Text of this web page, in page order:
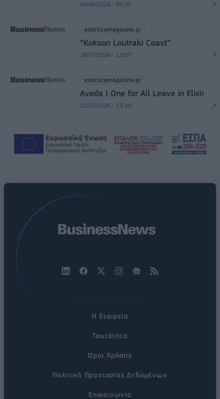
06/08/2026 - 05:00
esteticamagazine.gr
“Kokoon Loutraki Coast”
28/07/2026 - 12:07
esteticamagazine.gr
Aveda I One for All Leave in Elixir
22/07/2026 - 13:20
Η Εταιρεία
Ταυτότητα
Όροι Χρήσης
Πολιτική Προστασίας Δεδομένων
Επικοινωνία